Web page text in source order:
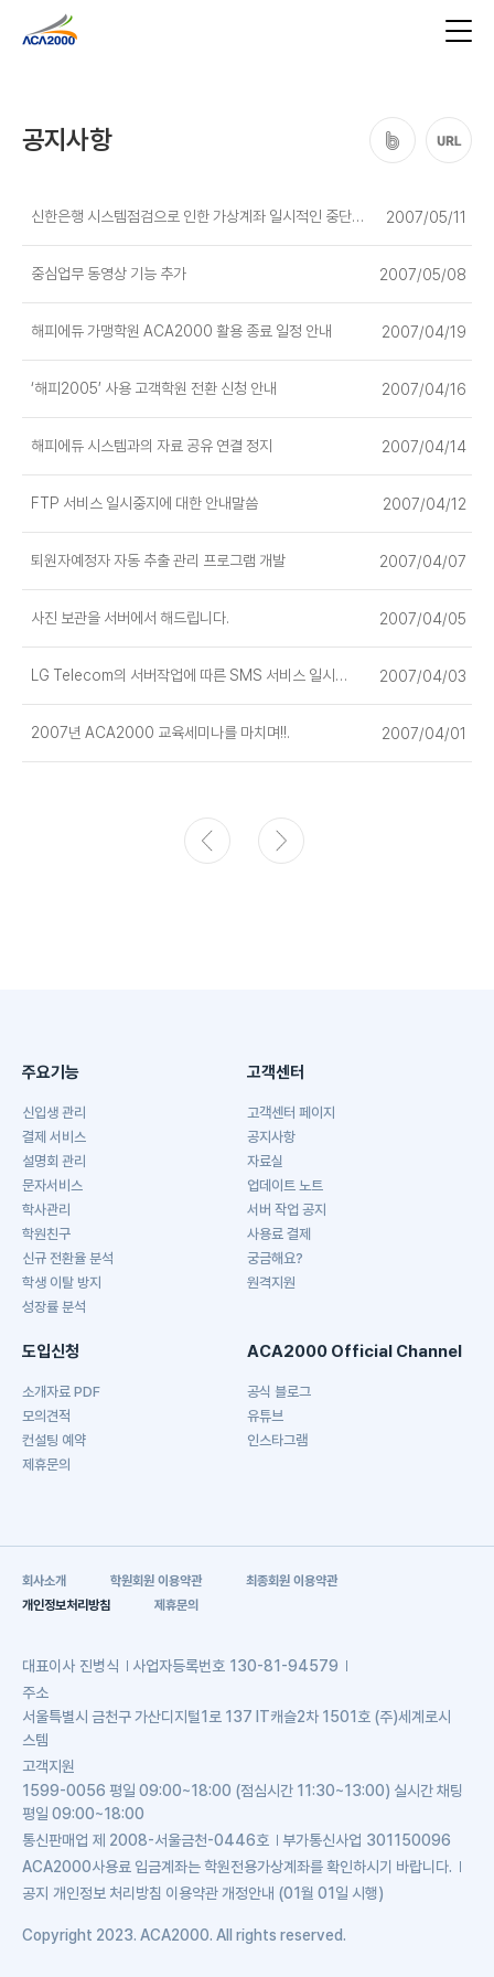
공지사항
신한은행 시스템점검으로 인한 가상계좌 일시적인 중단 공지- 2007/05/11
중심업무 동영상 기능 추가 2007/05/08
해피에듀 가맹학원 ACA2000 활용 종료 일정 안내 2007/04/19
‘해피2005’ 사용 고객학원 전환 신청 안내 2007/04/16
해피에듀 시스템과의 자료 공유 연결 정지 2007/04/14
FTP 서비스 일시중지에 대한 안내말씀 2007/04/12
퇴원자예정자 자동 추출 관리 프로그램 개발 2007/04/07
사진 보관을 서버에서 해드립니다. 2007/04/05
LG Telecom의 서버작업에 따른 SMS 서비스 일시중지 안내 2007/04/03
2007년 ACA2000 교육세미나를 마치며!!. 2007/04/01
주요기능
신입생 관리
결제 서비스
설명회 관리
문자서비스
학사관리
학원친구
신규 전환율 분석
학생 이탈 방지
성장률 분석
고객센터
고객센터 페이지
공지사항
자료실
업데이트 노트
서버 작업 공지
사용료 결제
궁금해요?
원격지원
도입신청
소개자료 PDF
모의견적
컨설팅 예약
제휴문의
ACA2000 Official Channel
공식 블로그
유튜브
인스타그램
회사소개 학원회원 이용약관
최종회원 이용약관
개인정보처리방침
제휴문의
대표이사 진병식 사업자등록번호 130-81-94579
주소
서울특별시 금천구 가산디지털1로 137 IT캐슬2차 1501호 (주)세계로시
스템
고객지원
1599-0056 평일 09:00~18:00 (점심시간 11:30~13:00) 실시간 채팅
평일 09:00~18:00
통신판매업 제 2008-서울금천-0446호 부가통신사업 301150096
ACA2000사용료 입금계좌는 학원전용가상계좌를 확인하시기 바랍니다.
공지 개인정보 처리방침 이용약관 개정안내 (01월 01일 시행)
Copyright 2023. ACA2000. All rights reserved.